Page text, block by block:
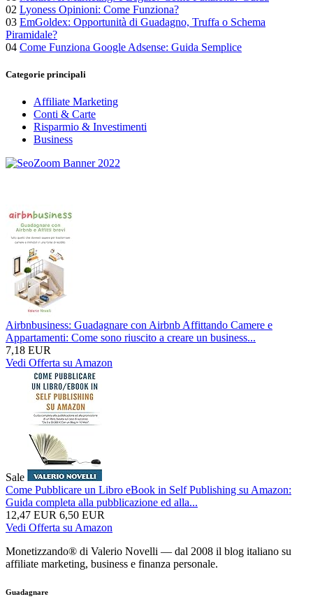
02 Lyoness Opinioni: Come Funziona?
03 EmGoldex: Opportunità di Guadagno, Truffa o Schema
Piramidale?
04 Come Funziona Google Adsense: Guida Semplice
Categorie principali
Affiliate Marketing
Conti & Carte
Risparmio & Investimenti
Business
Airbnbusiness: Guadagnare con Airbnb Affittando Camere e
Appartamenti: Come sono riuscito a creare un business...
7,18 EUR
Vedi Offerta su Amazon
Sale
Come Pubblicare un Libro eBook in Self Publishing su Amazon:
Guida completa alla pubblicazione ed alla...
12,47 EUR 6,50 EUR
Vedi Offerta su Amazon
Monetizzando® di Valerio Novelli — dal 2008 il blog italiano su
affiliate marketing, business e finanza personale.
Guadagnare